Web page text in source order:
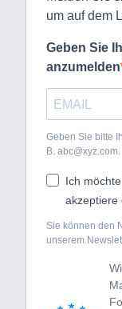
um auf dem
Geben Sie
anzumelden
Geben Sie bitte
B. abc@xyz.com.
Ich
akzeptiere
Sie können den
unserem